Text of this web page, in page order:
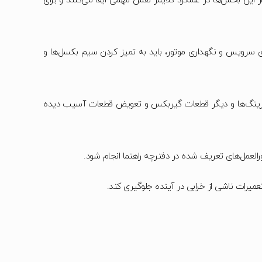
سرویس و نگهداری موتور، باید به تمیز کردن سیم بکسل‌ها و
و دیگر قطعات گیربکس و تعویض قطعات آسیب دیده
تعریف شده در دفترچه راهنما انجام شود.
ناشی از خرابی‌ در آینده جلوگیری کند.